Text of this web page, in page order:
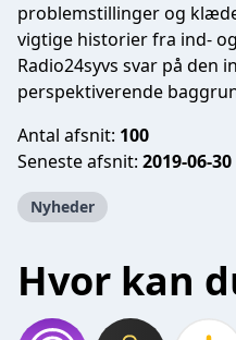
problemstillinger og
vigtige historier fra ind-
Radio24syvs svar på den
perspektiverende
Antal afsnit: 100
Seneste afsnit: 2019-06-30
Nyheder
Hvor kan